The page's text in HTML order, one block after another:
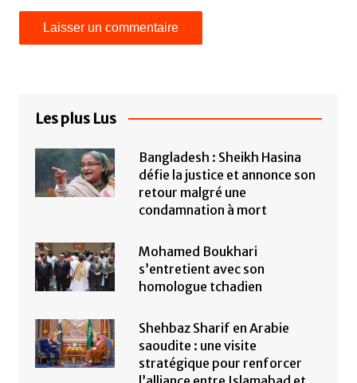
Les plus Lus
Bangladesh : Sheikh Hasina
défie la justice et annonce son
retour malgré une
condamnation à mort
Mohamed Boukhari
s’entretient avec son
homologue tchadien
Shehbaz Sharif en Arabie
saoudite : une visite
stratégique pour renforcer